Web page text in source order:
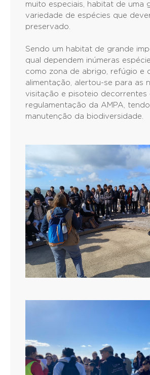
muito especiais, habitat de uma
variedade de espécies que
preservado.
Sendo um habitat de grande
qual dependem inúmeras
como zona de abrigo, refúgio e
alimentação, alertou-se para as
visitação e pisoteio decorrentes
regulamentação da AMPA,
manutenção da biodiversidade.